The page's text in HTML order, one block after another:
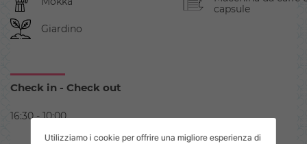
Giardino
capsule
Check in - Check out
16:30 - 10:00
Utilizziamo i cookie per offrire una migliore esperienza di